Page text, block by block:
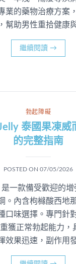
業的藥物治療方案
幫助男性重拾健康
繼續閱讀 →
勃起障礙
泰國果凍威
的完整指南
POSTED ON 07/05/2026
是一款備受歡迎的增
。內含枸櫞酸西地
口味選擇。專門針
獲正常勃起能力，
效果迅速，副作用